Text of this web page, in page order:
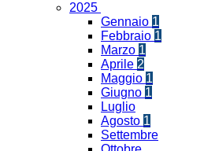
2025
Gennaio 1
Febbraio 1
Marzo 1
Aprile 2
Maggio 1
Giugno 1
Luglio
Agosto 1
Settembre